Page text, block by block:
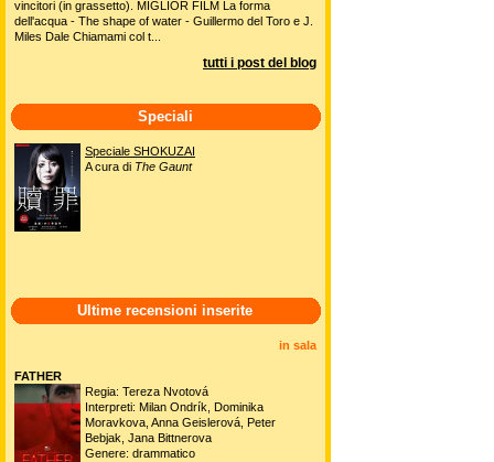
vincitori (in grassetto). MIGLIOR FILM La forma
dell'acqua - The shape of water - Guillermo del Toro e J.
Miles Dale Chiamami col t...
tutti i post del blog
Speciali
Speciale SHOKUZAI
A cura di The Gaunt
Ultime recensioni inserite
in sala
FATHER
Regia: Tereza Nvotová
Interpreti: Milan Ondrík, Dominika
Moravkova, Anna Geislerová, Peter
Bebjak, Jana Bittnerova
Genere: drammatico